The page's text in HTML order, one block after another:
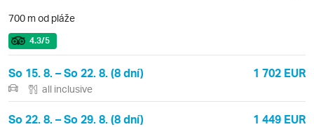
700 m od pláže
4.3/5
So 15. 8. – So 22. 8. (8 dní) 1 702 EUR
all inclusive
So 22. 8. – So 29. 8. (8 dní) 1 449 EUR